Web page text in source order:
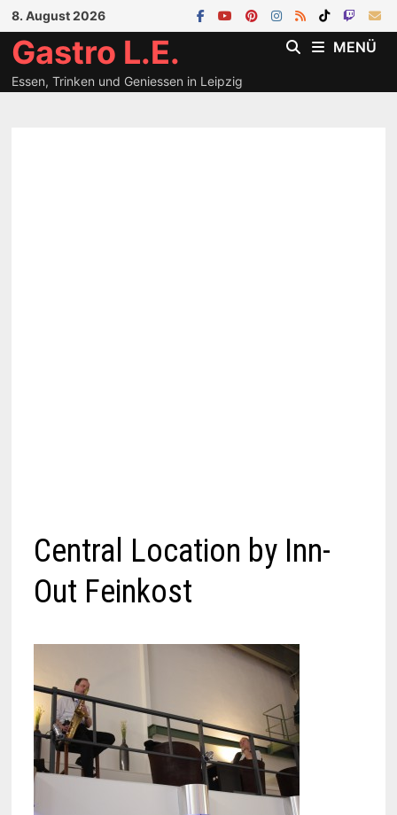
Zum
Inhalt
springen
8. August 2026
Gastro L.E.
Essen, Trinken und Geniessen in Leipzig
MENÜ
Central Location by Inn-
Out Feinkost